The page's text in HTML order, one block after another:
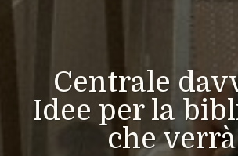
Centrale
Idee per la
che